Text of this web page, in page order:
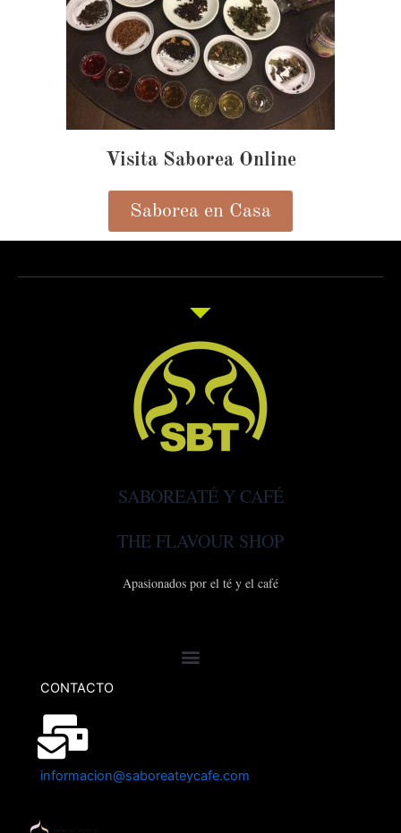
Visita Saborea Online
Saborea en Casa
SABOREATÉ Y CAFÉ
THE FLAVOUR SHOP
Apasionados por el té y el café
CONTACTO
informacion@saboreateycafe.com